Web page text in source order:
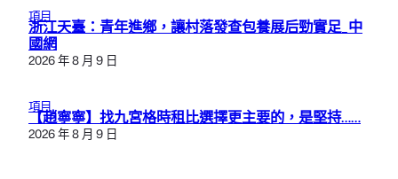
項目
浙江天臺：青年進鄉，讓村落發查包養展后勁實足_中
國網
2026 年 8 月 9 日
項目
【趙寧寧】找九宮格時租比選擇更主要的，是堅持……
2026 年 8 月 9 日